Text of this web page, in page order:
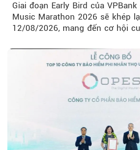
Giai đoạn Early Bird của
Music Marathon 2026 sẽ khép
12/08/2026, mang đến cơ hội